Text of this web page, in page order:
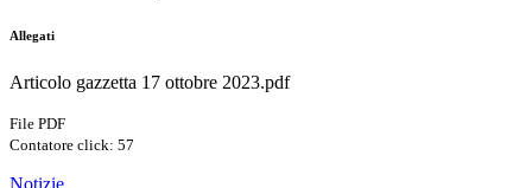
Allegati
Articolo gazzetta 17 ottobre 2023.pdf
File PDF
Contatore click: 57
Notizie